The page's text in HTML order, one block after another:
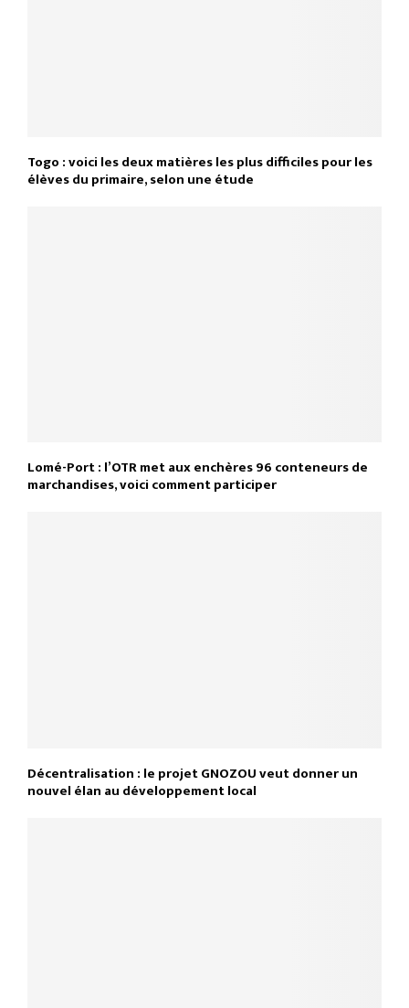
Togo : voici les deux matières les plus difficiles pour les
élèves du primaire, selon une étude
Lomé-Port : l’OTR met aux enchères 96 conteneurs de
marchandises, voici comment participer
Décentralisation : le projet GNOZOU veut donner un
nouvel élan au développement local